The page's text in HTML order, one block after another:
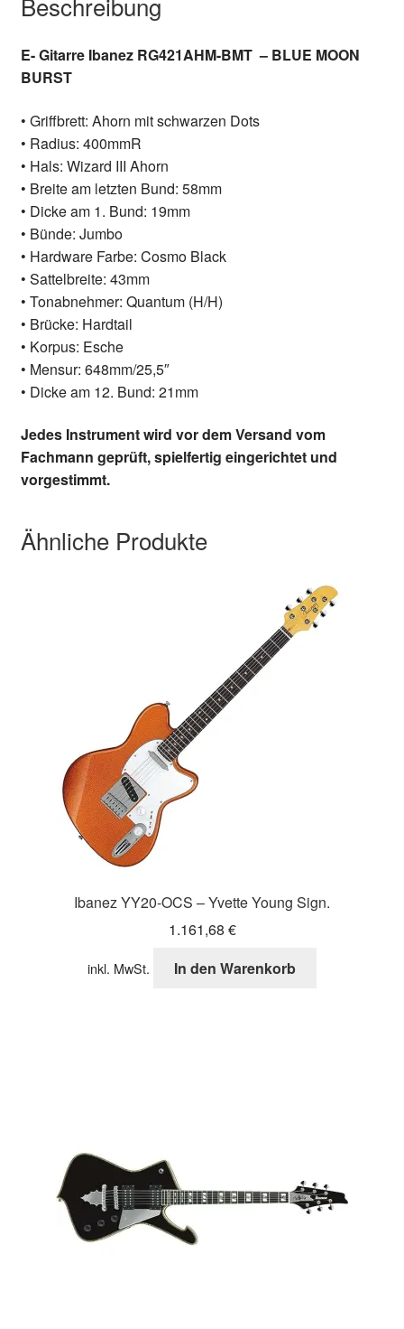
E- Gitarre Ibanez RG421AHM-BMT – BLUE MOON
BURST
• Griffbrett: Ahorn mit schwarzen Dots
• Radius: 400mmR
• Hals: Wizard III Ahorn
• Breite am letzten Bund: 58mm
• Dicke am 1. Bund: 19mm
• Bünde: Jumbo
• Hardware Farbe: Cosmo Black
• Sattelbreite: 43mm
• Tonabnehmer: Quantum (H/H)
• Brücke: Hardtail
• Korpus: Esche
• Mensur: 648mm/25,5″
• Dicke am 12. Bund: 21mm
Jedes Instrument wird vor dem Versand vom
Fachmann geprüft, spielfertig eingerichtet und
vorgestimmt.
Ähnliche Produkte
Ibanez YY20-OCS – Yvette Young Sign.
1.161,68 €
inkl. MwSt. In den Warenkorb